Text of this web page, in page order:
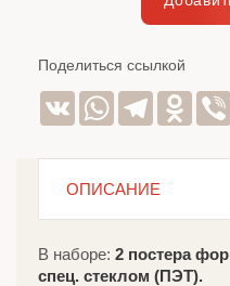
Поделиться ссылкой
VK WhatsAppTelegram
ОПИСАНИЕ
В наборе: 2 постера
спец. стеклом (ПЭТ).